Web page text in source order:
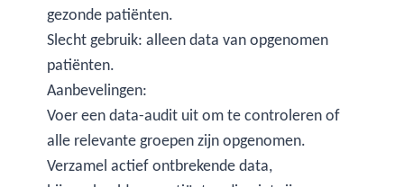
gezonde patiënten.
Slecht gebruik: alleen data van opgenomen
patiënten.
Aanbevelingen:
Voer een data-audit uit om te controleren of
alle relevante groepen zijn opgenomen.
Verzamel actief ontbrekende data,